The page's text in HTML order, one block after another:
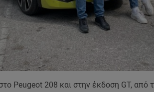
Peugeot 208 και στην έκδοση GT, από